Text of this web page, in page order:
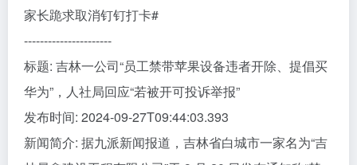
家长跪求取消钉钉打卡#
----------------------
标题: 吉林一公司“员工禁带苹果设备违者开除、提倡买
华为”，人社局回应“若被开可投诉举报”
发布时间: 2024-09-27T09:44:03.393
新闻简介: 据九派新闻报道，吉林省白城市一家名为“吉